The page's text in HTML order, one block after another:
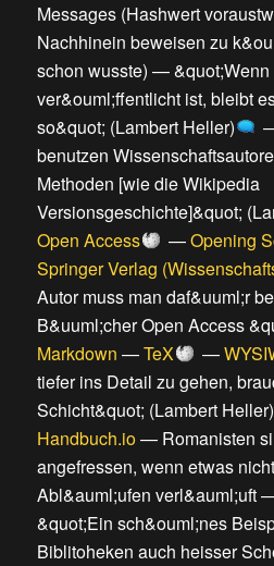
Messages (Hashwert
Nachhinein beweisen zu
schon wusste) —
ver&ouml;ffentlicht ist, bleibt
so&quot; (Lambert Heller)
benutzen
Methoden [wie die Wikipedia
Versionsgeschichte]&quot;
Open Access
—Opening
Springer Verlag
Autor muss man daf&uuml;r
B&uuml;cher Open Access
Markdown —TeX —
tiefer ins Detail zu gehen,
Schicht&quot; (Lambert Heller)
Handbuch.io— Romanisten
angefressen, wenn etwas
Abl&auml;ufen verl&auml;uft
&quot;Ein sch&ouml;nes
Biblitoheken auch heisser